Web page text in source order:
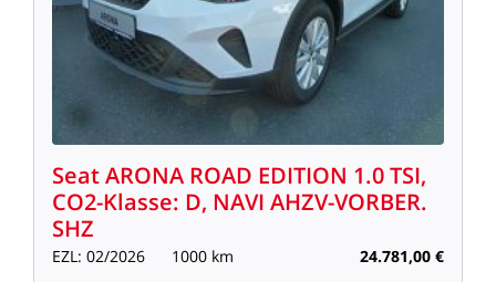
SeatARONA ROAD EDITION 1.0TSI,
CO2-Klasse: D, NAVI AHZV-VORBER.
SHZ
EZL: 02/2026 1000 km 24.781,00 €